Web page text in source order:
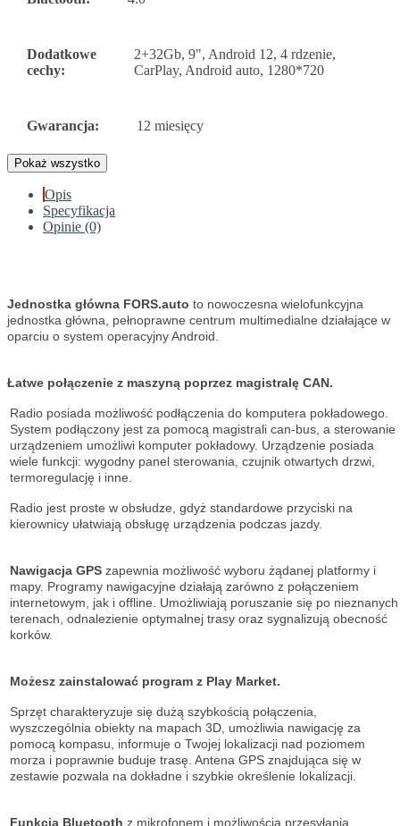
Dodatkowe
cechy:
2+32Gb, 9", Android 12, 4 rdzenie,
CarPlay, Android auto, 1280*720
Gwarancja: 12 miesięcy
Pokaż wszystko
Opis
Specyfikacja
Opinie (0)
Jednostka główna FORS.auto to nowoczesna wielofunkcyjna
jednostka główna, pełnoprawne centrum multimedialne działające w
oparciu o system operacyjny Android.
Łatwe połączenie z maszyną poprzez magistralę CAN.
Radio posiada możliwość podłączenia do komputera pokładowego.
System podłączony jest za pomocą magistrali can-bus, a sterowanie
urządzeniem umożliwi komputer pokładowy. Urządzenie posiada
wiele funkcji: wygodny panel sterowania, czujnik otwartych drzwi,
termoregulację i inne.
Radio jest proste w obsłudze, gdyż standardowe przyciski na
kierownicy ułatwiają obsługę urządzenia podczas jazdy.
Nawigacja GPS zapewnia możliwość wyboru żądanej platformy i
mapy. Programy nawigacyjne działają zarówno z połączeniem
internetowym, jak i offline. Umożliwiają poruszanie się po nieznanych
terenach, odnalezienie optymalnej trasy oraz sygnalizują obecność
korków.
Możesz zainstalować program z Play Market.
Sprzęt charakteryzuje się dużą szybkością połączenia,
wyszczególnia obiekty na mapach 3D, umożliwia nawigację za
pomocą kompasu, informuje o Twojej lokalizacji nad poziomem
morza i poprawnie buduje trasę. Antena GPS znajdująca się w
zestawie pozwala na dokładne i szybkie określenie lokalizacji.
Funkcja Bluetooth z mikrofonem i możliwością przesyłania